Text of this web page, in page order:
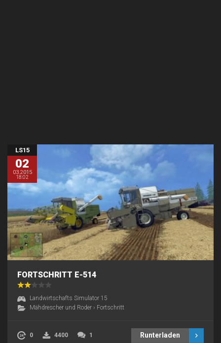
LS15
02
03.2015
18:02
FORTSCHRITT E-514
Landwirtschafts Simulator 15
Mähdrescher und Roder › Fortschritt
0 4400 1 Runterladen